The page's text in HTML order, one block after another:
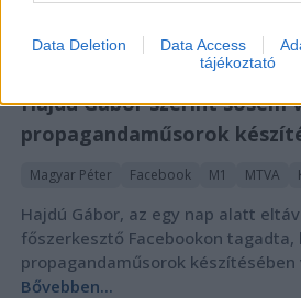
Data Deletion Data Access
tájékoztató
2026. augusztus 6.
Hajdú Gábor szerint sosem
propagandaműsorok
Magyar Péter Facebook M1 MTVA
Hajdú Gábor, az egy nap alatt
főszerkesztő Facebookon tagadta,
propagandaműsorok
Bővebben...